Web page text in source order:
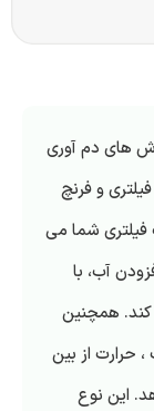
های دم آوری
و فرنچ
فیلتری شما می
آب، با
همچنین
حرارت از بین
این نوع